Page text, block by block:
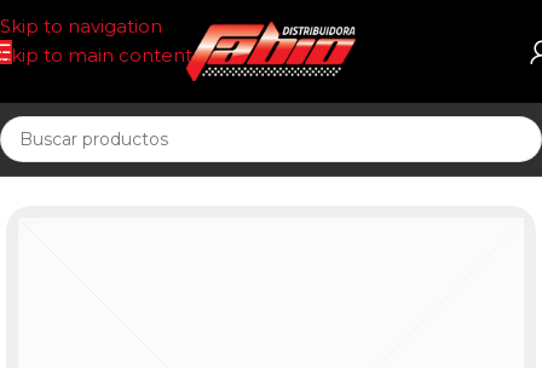
Skip to navigation
Skip to main content
Inicio CORREAS AUT. POSIT DR